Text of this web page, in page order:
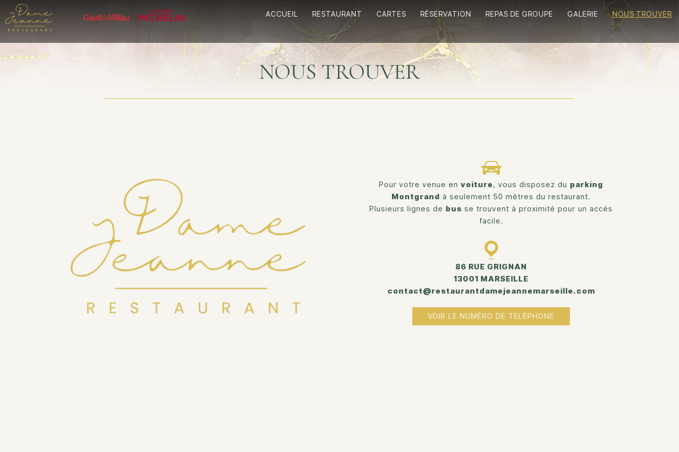
ACCUEIL RESTAURANT CARTES RÉSERVATION REPAS DE GROUPE GALERIE NOUS TROUVER
NOUS TROUVER
Pour votre venue en voiture, vous disposez du parking
Montgrand à seulement 50 mètres du restaurant.
Plusieurs lignes de bus se trouvent à proximité pour un accès
facile.
86 RUE GRIGNAN
13001 MARSEILLE
contact@restaurantdamejeannemarseille.com
VOIR LE NUMÉRO DE TÉLÉPHONE